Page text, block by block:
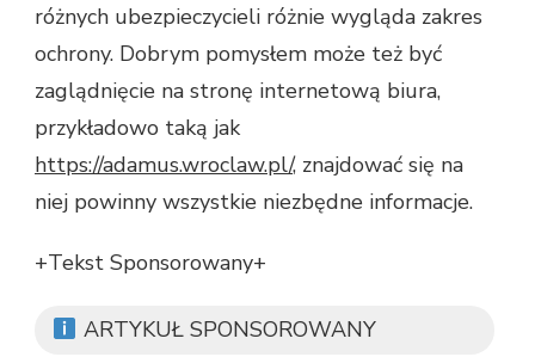
różnych ubezpieczycieli różnie wygląda zakres
ochrony. Dobrym pomysłem może też być
zaglądnięcie na stronę internetową biura,
przykładowo taką jak
https://adamus.wroclaw.pl/, znajdować się na
niej powinny wszystkie niezbędne informacje.
+Tekst Sponsorowany+
ARTYKUŁ SPONSOROWANY